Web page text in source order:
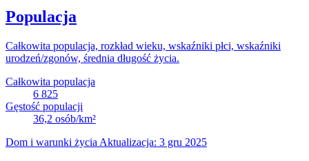
Populacja
Całkowita populacja, rozkład wieku, wskaźniki płci, wskaźniki
urodzeń/zgonów, średnia długość życia.
Całkowita populacja
6 825
Gęstość populacji
36,2 osób/km²
Dom i warunki życia Aktualizacja: 3 gru 2025